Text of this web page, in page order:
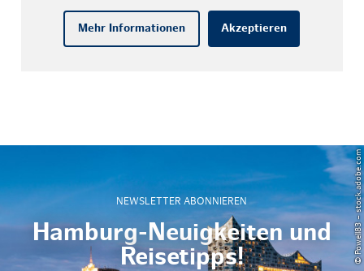
Mehr Informationen Akzeptieren
NEWSLETTER ABONNIEREN
Hamburg-Neuigkeiten und
Reisetipps!
© Powell83 – stock.adobe.com